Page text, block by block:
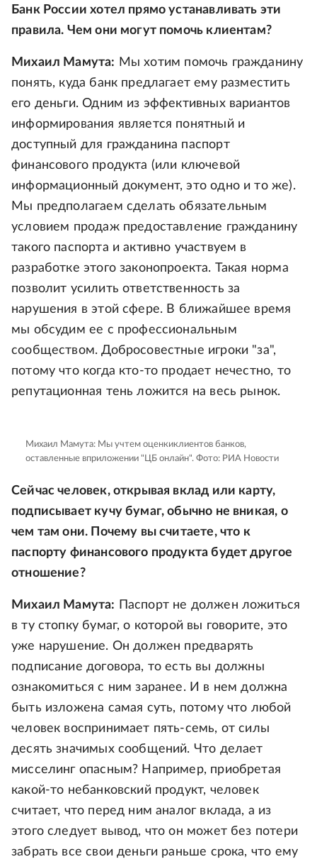
Банк России хотел прямо устанавливать эти
правила. Чем они могут помочь клиентам?
Михаил Мамута: Мы хотим помочь гражданину
понять, куда банк предлагает ему разместить
его деньги. Одним из эффективных вариантов
информирования является понятный и
доступный для гражданина паспорт
финансового продукта (или ключевой
информационный документ, это одно и то же).
Мы предполагаем сделать обязательным
условием продаж предоставление гражданину
такого паспорта и активно участвуем в
разработке этого законопроекта. Такая норма
позволит усилить ответственность за
нарушения в этой сфере. В ближайшее время
мы обсудим ее с профессиональным
сообществом. Добросовестные игроки "за",
потому что когда кто-то продает нечестно, то
репутационная тень ложится на весь рынок.
Михаил Мамута: Мы учтем оценкиклиентов банков,
оставленные вприложении "ЦБ онлайн". Фото: РИА Новости
Сейчас человек, открывая вклад или карту,
подписывает кучу бумаг, обычно не вникая, о
чем там они. Почему вы считаете, что к
паспорту финансового продукта будет другое
отношение?
Михаил Мамута: Паспорт не должен ложиться
в ту стопку бумаг, о которой вы говорите, это
уже нарушение. Он должен предварять
подписание договора, то есть вы должны
ознакомиться с ним заранее. И в нем должна
быть изложена самая суть, потому что любой
человек воспринимает пять-семь, от силы
десять значимых сообщений. Что делает
мисселинг опасным? Например, приобретая
какой-то небанковский продукт, человек
считает, что перед ним аналог вклада, а из
этого следует вывод, что он может без потери
забрать все свои деньги раньше срока, что ему